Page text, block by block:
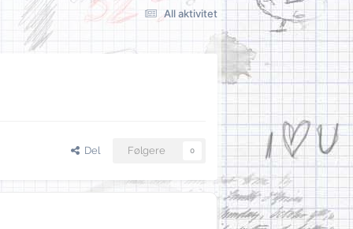
All aktivitet
Del Følgere 0